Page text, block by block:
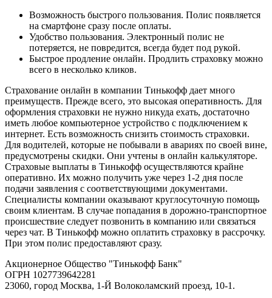
Возможность быстрого пользования. Полис появляется
на смартфоне сразу после оплаты.
Удобство пользования. Электронный полис не
потеряется, не повредится, всегда будет под рукой.
Быстрое продление онлайн. Продлить страховку можно
всего в несколько кликов.
Страхование онлайн в компании Тинькофф дает много
преимуществ. Прежде всего, это высокая оперативность. Для
оформления страховки не нужно никуда ехать, достаточно
иметь любое компьютерное устройство с подключением к
интернет. Есть возможность снизить стоимость страховки.
Для водителей, которые не побывали в авариях по своей вине,
предусмотрены скидки. Они учтены в онлайн калькуляторе.
Страховые выплаты в Тинькофф осуществляются крайне
оперативно. Их можно получить уже через 1-2 дня после
подачи заявления с соответствующими документами.
Специалисты компании оказывают круглосуточную помощь
своим клиентам. В случае попадания в дорожно-транспортное
происшествие следует позвонить в компанию или связаться
через чат. В Тинькофф можно оплатить страховку в рассрочку.
При этом полис предоставляют сразу.
Акционерное Общество "Тинькофф Банк"
ОГРН 1027739642281
23060, город Москва, 1-Й Волоколамский проезд, 10-1.